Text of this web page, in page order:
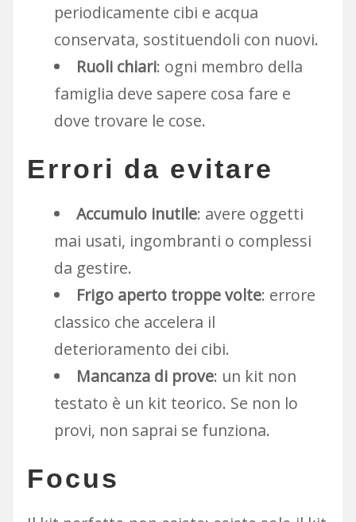
periodicamente cibi e acqua
conservata, sostituendoli con nuovi.
Ruoli chiari: ogni membro della
famiglia deve sapere cosa fare e
dove trovare le cose.
Errori da evitare
Accumulo inutile: avere oggetti
mai usati, ingombranti o complessi
da gestire.
Frigo aperto troppe volte: errore
classico che accelera il
deterioramento dei cibi.
Mancanza di prove: un kit non
testato è un kit teorico. Se non lo
provi, non saprai se funziona.
Focus